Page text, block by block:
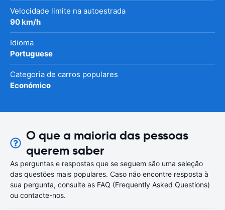
Velocidade limite na autoestrada
90 km/h
Idioma
Portuguese
Categoria de carros populares
Económico
O que a maioria das pessoas
querem saber
As perguntas e respostas que se seguem são uma seleção
das questões mais populares. Caso não encontre resposta à
sua pergunta, consulte as FAQ (Frequently Asked Questions)
ou contacte-nos.